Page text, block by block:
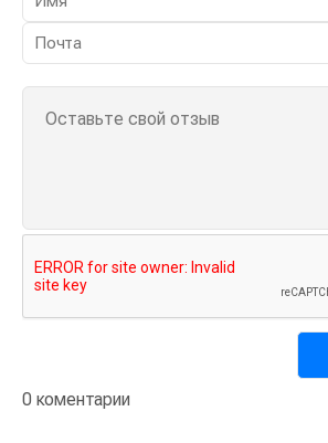
0 коментарии